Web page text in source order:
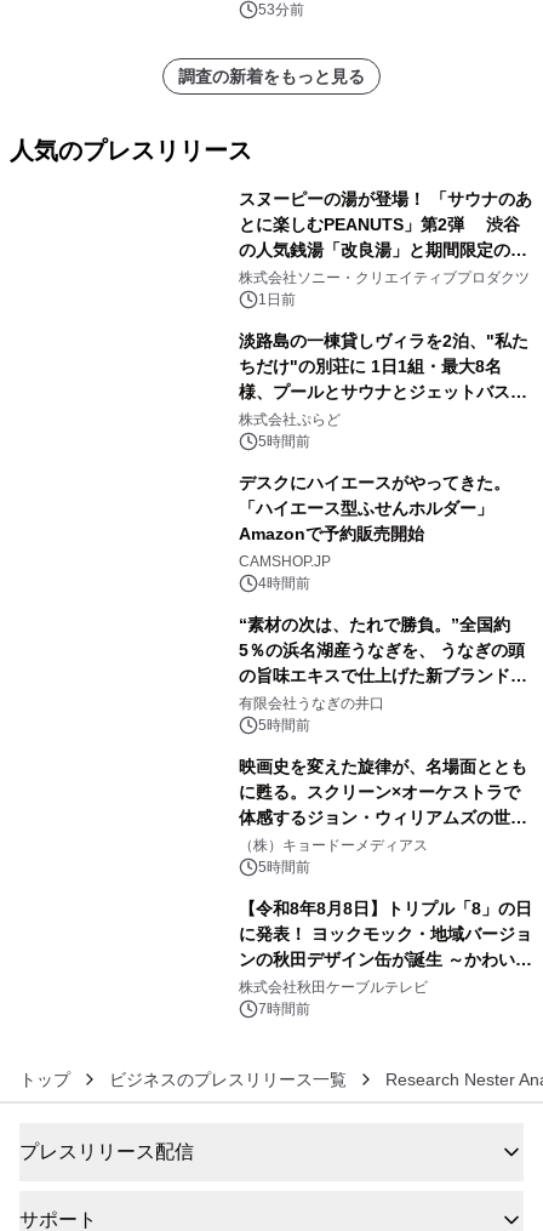
53分前
調査の新着をもっと見る
人気のプレスリリース
スヌーピーの湯が登場！ 「サウナのあ
とに楽しむPEANUTS」第2弾 渋谷
の人気銭湯「改良湯」と期間限定のコ
ラボレーション サウナイキタイコラ
ボグッズも発売決定！
株式会社ソニー・クリエイティブプロダクツ
1日前
淡路島の一棟貸しヴィラを2泊、"私た
ちだけ"の別荘に 1日1組・最大8名
様、プールとサウナとジェットバス付
きで Villa Mon Temps AWAJIの連泊
素泊りプラン
株式会社ぷらど
5時間前
デスクにハイエースがやってきた。
「ハイエース型ふせんホルダー」
Amazonで予約販売開始
CAMSHOP.JP
4時間前
“素材の次は、たれで勝負。”全国約
5％の浜名湖産うなぎを、 うなぎの頭
の旨味エキスで仕上げた新ブランド
「井口の誉」誕生
有限会社うなぎの井口
5時間前
映画史を変えた旋律が、名場面ととも
に甦る。スクリーン×オーケストラで
体感するジョン・ウィリアムズの世
界。ジョン・ウィリアムズ：シネマ・
スペクタキュラー・コンサート 開催決
定！
（株）キョードーメディアス
5時間前
【令和8年8月8日】トリプル「8」の日
に発表！ ヨックモック・地域バージョ
ンの秋田デザイン缶が誕生 ～かわいい
秋田犬の子犬と秋田の四季と名所を巡
るパッケージ～ 9月1日(火)秋田県内で
株式会社秋田ケーブルテレビ
7時間前
トップ ビジネスのプレスリリース一覧 Research Nester
プレスリリース配信
サポート